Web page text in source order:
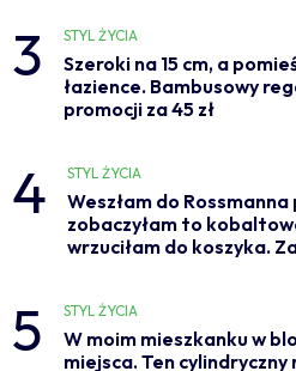
3 STYL ŻYCIA
Szeroki na 15 cm, a
łazience. Bambusowy
promocji za 45 zł
4 STYL ŻYCIA
Weszłam do
zobaczyłam to
wrzuciłam do koszyka.
5 STYL ŻYCIA
W moim mieszkanku w
miejsca. Ten cylindryczny